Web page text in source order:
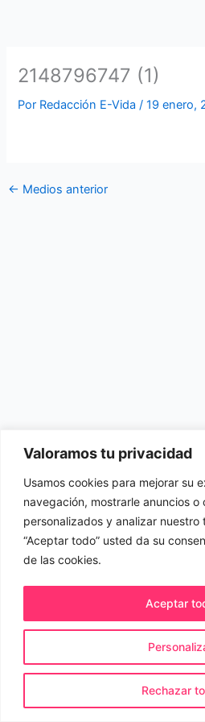
Valoramos tu privacidad
Usamos cookies para mejorar su
navegación, mostrarle anuncios o
personalizados y analizar
“Aceptar todo” usted da su
de las cookies.
Rechazar
Aceptar
2148796747 (1)
Por Redacción E-Vida/19 enero,
← Medios anterior
Política de cookiesPolítica